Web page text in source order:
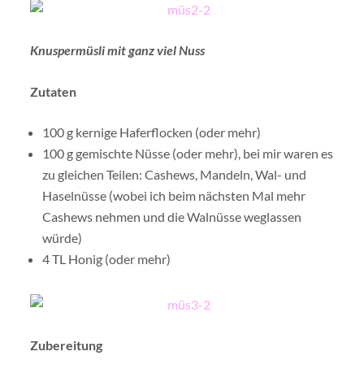
Knuspermüsli mit ganz viel Nuss
Zutaten
100 g kernige Haferflocken (oder mehr)
100 g gemischte Nüsse (oder mehr), bei mir waren es
zu gleichen Teilen: Cashews, Mandeln, Wal- und
Haselnüsse (wobei ich beim nächsten Mal mehr
Cashews nehmen und die Walnüsse weglassen
würde)
4 TL Honig (oder mehr)
Zubereitung